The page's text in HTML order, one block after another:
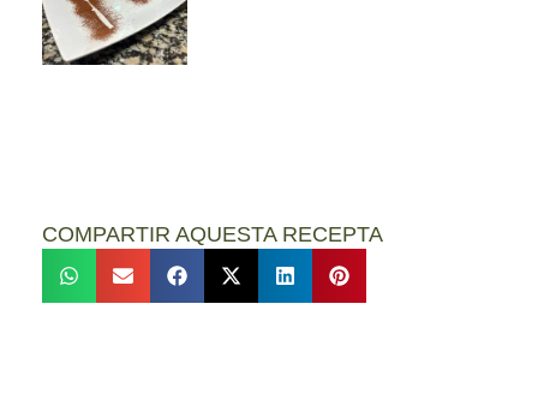
COMPARTIR AQUESTA RECEPTA